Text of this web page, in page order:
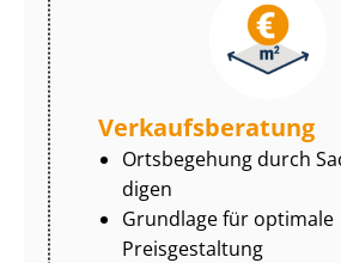
Ver­kaufs­be­ra­tung
Ortsbegehung durch
di­gen
Grundlage für optimale
Preisgestaltung